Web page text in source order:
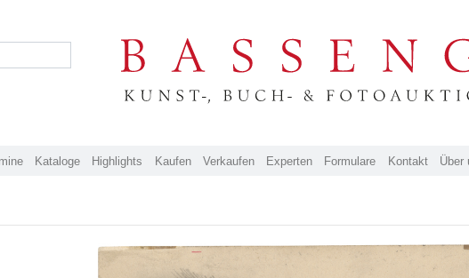
Kataloge Highlights Kaufen Verkaufen Experten Formulare Kontakt Über